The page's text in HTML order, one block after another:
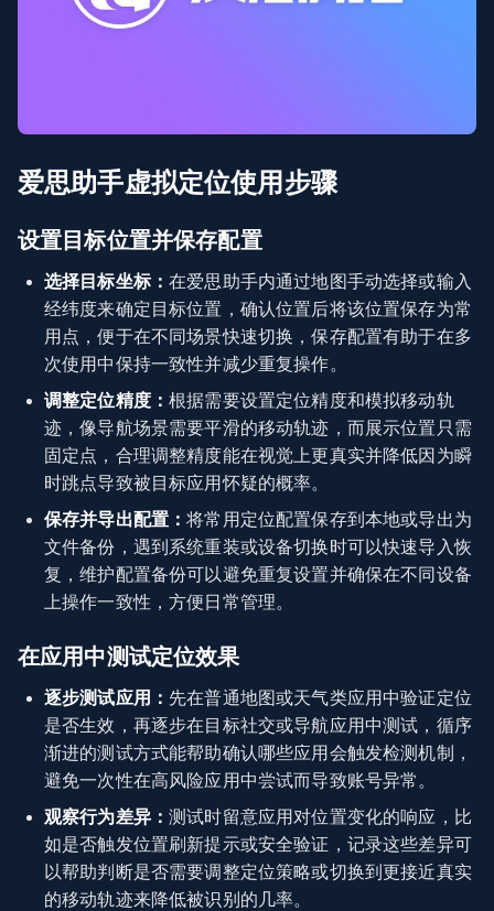
爱思助手虚拟定位使用步骤
设置目标位置并保存配置
选择目标坐标：在爱思助手内通过地图手动选择或输入
经纬度来确定目标位置，确认位置后将该位置保存为常
用点，便于在不同场景快速切换，保存配置有助于在多
次使用中保持一致性并减少重复操作。
调整定位精度：根据需要设置定位精度和模拟移动轨
迹，像导航场景需要平滑的移动轨迹，而展示位置只需
固定点，合理调整精度能在视觉上更真实并降低因为瞬
时跳点导致被目标应用怀疑的概率。
保存并导出配置：将常用定位配置保存到本地或导出为
文件备份，遇到系统重装或设备切换时可以快速导入恢
复，维护配置备份可以避免重复设置并确保在不同设备
上操作一致性，方便日常管理。
在应用中测试定位效果
逐步测试应用： 先在普通地图或天气类应用中验证定位
是否生效，再逐步在目标社交或导航应用中测试，循序
渐进的测试方式能帮助确认哪些应用会触发检测机制，
避免一次性在高风险应用中尝试而导致账号异常。
观察行为差异：测试时留意应用对位置变化的响应，比
如是否触发位置刷新提示或安全验证，记录这些差异可
以帮助判断是否需要调整定位策略或切换到更接近真实
的移动轨迹来降低被识别的几率。